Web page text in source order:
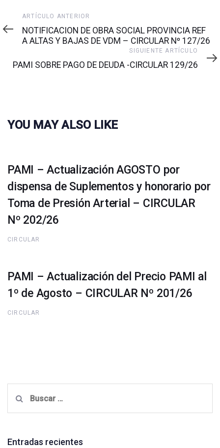
Artículo
anterior
ARTÍCULO ANTERIOR
NOTIFICACION DE OBRA SOCIAL PROVINCIA REF
A ALTAS Y BAJAS DE VDM – CIRCULAR Nº 127/26
artículo
SIGUIENTE ARTÍCULO
PAMI SOBRE PAGO DE DEUDA -CIRCULAR 129/26
YOU MAY ALSO LIKE
PAMI – Actualización AGOSTO por
dispensa de Suplementos y honorario por
Toma de Presión Arterial – CIRCULAR
Nº 202/26
CIRCULAR
PAMI – Actualización del Precio PAMI al
1º de Agosto – CIRCULAR Nº 201/26
CIRCULAR
Entradas recientes